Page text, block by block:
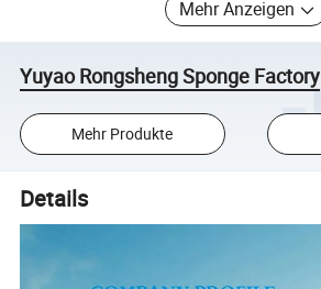
Mehr Anzeigen
Yuyao Rongsheng Sponge Factory
Mehr Produkte
Details